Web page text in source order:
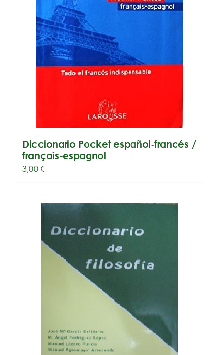
Diccionario Pocket español-francés /
français-espagnol
3,00€